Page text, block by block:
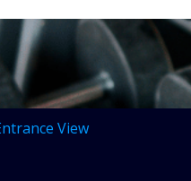
the search field is empty.
View